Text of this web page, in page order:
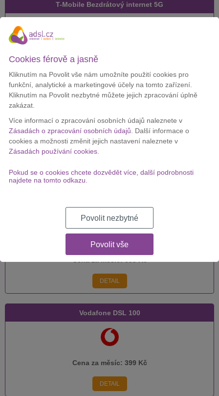
T-Mobile Bezdrátový internet 5G
Cena za měsíc:
DETAIL
Vodafone DSL 500
DETAIL
Vodafone DSL 100
Cena za měsíc: 399 Kč
DETAIL
Cookies férově a jasně
Kliknutím na Povolit vše nám umožníte použití cookies pro
funkční, analytické a marketingové účely na tomto zařízení.
Kliknutím na Povolit nezbytné můžete jejich zpracování úplně
zakázat.
Více informací o zpracování osobních údajů naleznete v
Zásadách o zpracování osobních údajů. Další informace o
cookies a možnosti změnit jejich nastavení naleznete v
Zásadách používání cookies.
Pokud se o cookies chcete dozvědět více, další podrobnosti
najdete na tomto odkazu.
Povolit nezbytné
Povolit vše